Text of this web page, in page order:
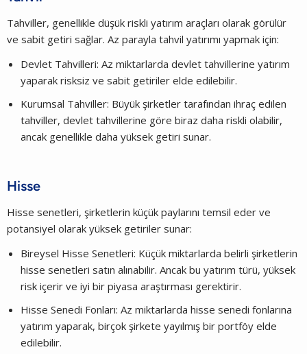
Tahviller, genellikle düşük riskli yatırım araçları olarak görülür
ve sabit getiri sağlar. Az parayla tahvil yatırımı yapmak için:
Devlet Tahvilleri: Az miktarlarda devlet tahvillerine yatırım
yaparak risksiz ve sabit getiriler elde edilebilir.
Kurumsal Tahviller: Büyük şirketler tarafından ihraç edilen
tahviller, devlet tahvillerine göre biraz daha riskli olabilir,
ancak genellikle daha yüksek getiri sunar.
Hisse
Hisse senetleri, şirketlerin küçük paylarını temsil eder ve
potansiyel olarak yüksek getiriler sunar:
Bireysel Hisse Senetleri: Küçük miktarlarda belirli şirketlerin
hisse senetleri satın alınabilir. Ancak bu yatırım türü, yüksek
risk içerir ve iyi bir piyasa araştırması gerektirir.
Hisse Senedi Fonları: Az miktarlarda hisse senedi fonlarına
yatırım yaparak, birçok şirkete yayılmış bir portföy elde
edilebilir.